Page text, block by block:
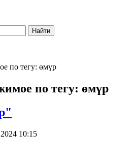
Найти
по тегу: өмүр
по тегу: өмүр
10:15